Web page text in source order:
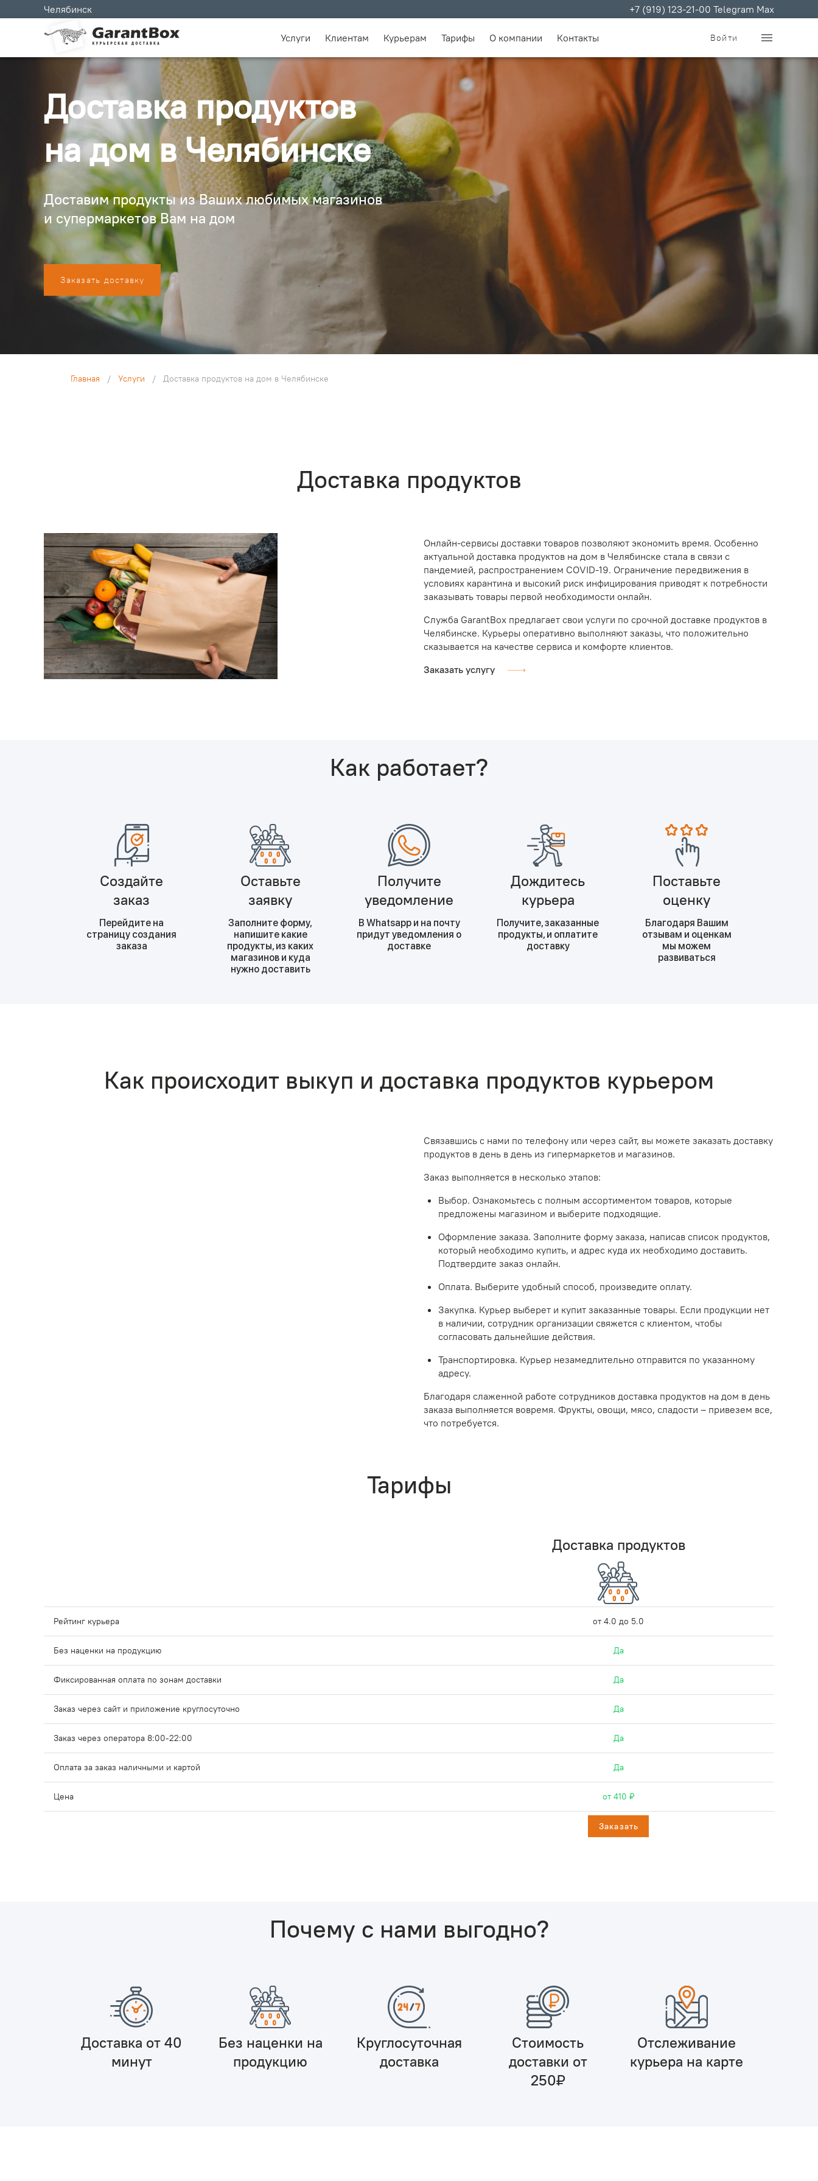
Челябинск +7 (919) 123-21-00 Telegram Max
Услуги Клиентам Курьерам Тарифы О компании Контакты Войти menu
Доставка продуктов
на дом в Челябинске
Доставим продукты из Ваших любимых магазинов
и супермаркетов Вам на дом
Заказать доставку
Главная / Услуги / Доставка продуктов на дом в Челябинске
Доставка продуктов
Онлайн-сервисы доставки товаров позволяют экономить время. Особенно
актуальной доставка продуктов на дом в Челябинске стала в связи с
пандемией, распространением COVID-19. Ограничение передвижения в
условиях карантина и высокий риск инфицирования приводят к потребности
заказывать товары первой необходимости онлайн.
Служба GarantBox предлагает свои услуги по срочной доставке продуктов в
Челябинске. Курьеры оперативно выполняют заказы, что положительно
сказывается на качестве сервиса и комфорте клиентов.
Заказать услугу
Как работает?
Создайте
заказ
Перейдите на
страницу создания
заказа
Оставьте
заявку
Заполните форму,
напишите какие
продукты, из каких
магазинов и куда
нужно доставить
Получите
уведомление
В Whatsapp и на почту
придут уведомления о
доставке
Дождитесь
курьера
Получите, заказанные
продукты, и оплатите
доставку
Поставьте
оценку
Благодаря Вашим
отзывам и оценкам
мы можем
развиваться
Как происходит выкуп и доставка продуктов курьером
Связавшись с нами по телефону или через сайт, вы можете заказать доставку
продуктов в день в день из гипермаркетов и магазинов.
Заказ выполняется в несколько этапов:
Выбор. Ознакомьтесь с полным ассортиментом товаров, которые
предложены магазином и выберите подходящие.
Оформление заказа. Заполните форму заказа, написав список продуктов,
который необходимо купить, и адрес куда их необходимо доставить.
Подтвердите заказ онлайн.
Оплата. Выберите удобный способ, произведите оплату.
Закупка. Курьер выберет и купит заказанные товары. Если продукции нет
в наличии, сотрудник организации свяжется с клиентом, чтобы
согласовать дальнейшие действия.
Транспортировка. Курьер незамедлительно отправится по указанному
адресу.
Благодаря слаженной работе сотрудников доставка продуктов на дом в день
заказа выполняется вовремя. Фрукты, овощи, мясо, сладости – привезем все,
что потребуется.
Тарифы
Доставка продуктов
Рейтинг курьера от 4.0 до 5.0
Без наценки на продукцию Да
Фиксированная оплата по зонам доставки Да
Заказ через сайт и приложение круглосуточно Да
Заказ через оператора 8:00-22:00 Да
Оплата за заказ наличными и картой Да
Цена от 410 ₽
Заказать
Почему с нами выгодно?
Доставка от 40
минут
Без наценки на
продукцию
Круглосуточная
доставка
Стоимость
доставки от
250₽
Отслеживание
курьера на карте